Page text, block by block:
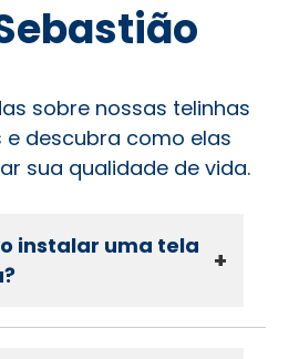
sobre nossas telinhas
e descubra como elas
sua qualidade de vida.
instalar uma tela +